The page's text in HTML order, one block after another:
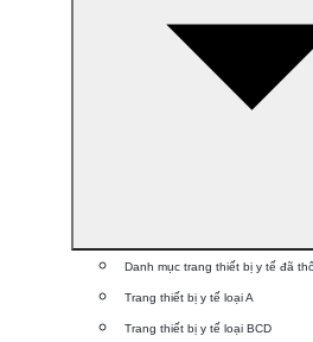
Danh mục trang thiết bị y tế đã
Trang thiết bị y tế loại A
Trang thiết bị y tế loại BCD